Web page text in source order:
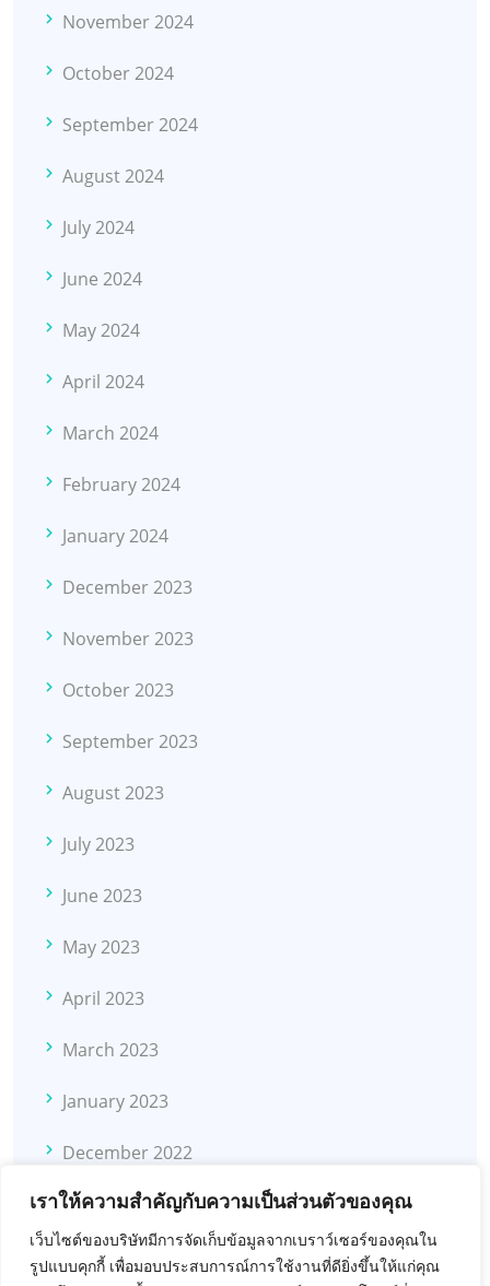
เราให้ความสำคัญกับความเป็นส่วนตัวของคุณ
เว็บไซต์ของบริษัทมีการจัดเก็บข้อมูลจากเบราว์เซอร์ของคุณใน
รูปแบบคุกกี้ เพื่อมอบประสบการณ์การใช้งานที่ดียิ่งขึ้นให้แก่คุณ
November 2024
October 2024
September 2024
August 2024
July 2024
June 2024
May 2024
April 2024
March 2024
February 2024
January 2024
December 2023
November 2023
October 2023
September 2023
August 2023
July 2023
June 2023
May 2023
April 2023
March 2023
January 2023
December 2022
November 2022
October 2022